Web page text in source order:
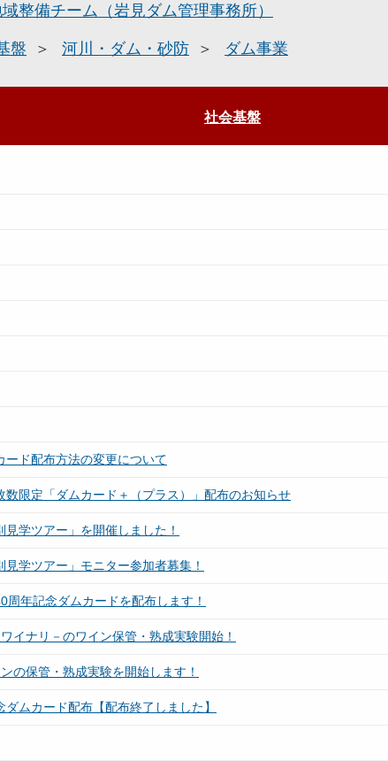
整備チーム（岩見ダム管理事務所）
盤 河川・ダム・砂防 ダム事業
社会基盤
ド配布方法の変更について
限定「ダムカード＋（プラス）」配布のお知らせ
学ツアー」を開催しました！
学ツアー」モニター参加者募集！
周年記念ダムカードを配布します！
イナリ－のワイン保管・熟成実験開始！
の保管・熟成実験を開始します！
ムカード配布【配布終了しました】